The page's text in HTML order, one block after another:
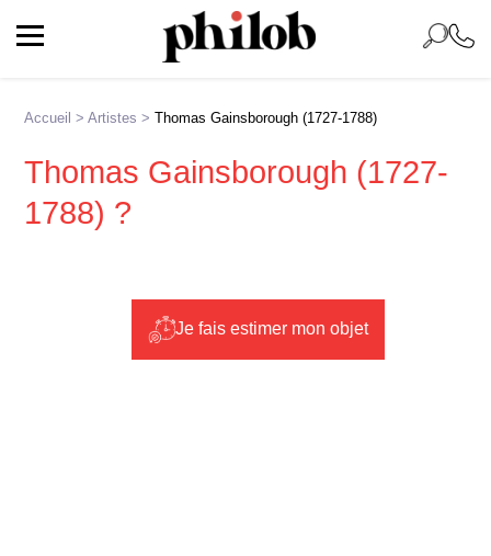
Accueil >Artistes >Thomas Gainsborough (1727-1788)
Thomas Gainsborough (1727-
1788) ?
Je fais estimer mon objet